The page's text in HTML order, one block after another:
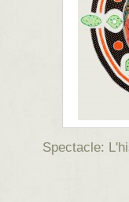
Spectacle: